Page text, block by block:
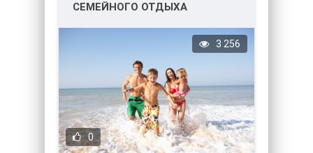
СЕМЕЙНОГО ОТДЫХА
0
3 256